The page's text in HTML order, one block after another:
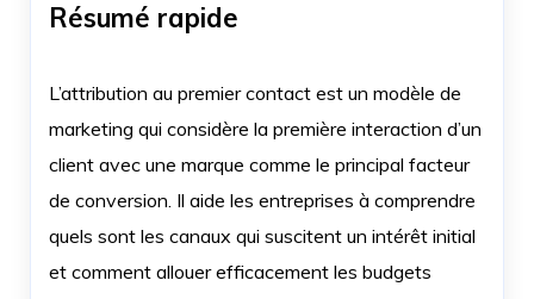
Résumé rapide
L’attribution au premier contact est un modèle de
marketing qui considère la première interaction d’un
client avec une marque comme le principal facteur
de conversion. Il aide les entreprises à comprendre
quels sont les canaux qui suscitent un intérêt initial
et comment allouer efficacement les budgets